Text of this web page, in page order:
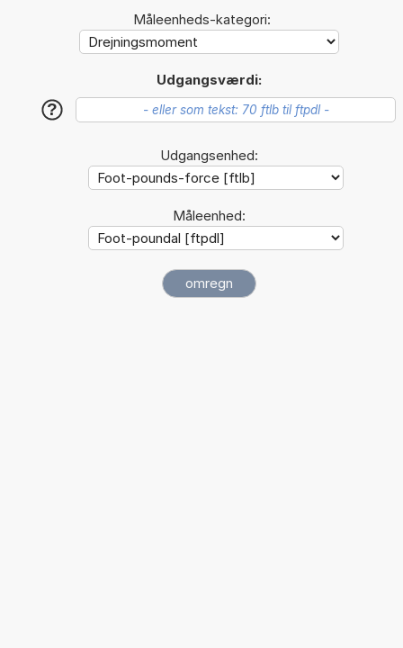
Måleenheds-kategori:
Udgangsværdi:
?
Udgangsenhed:
Måleenhed: